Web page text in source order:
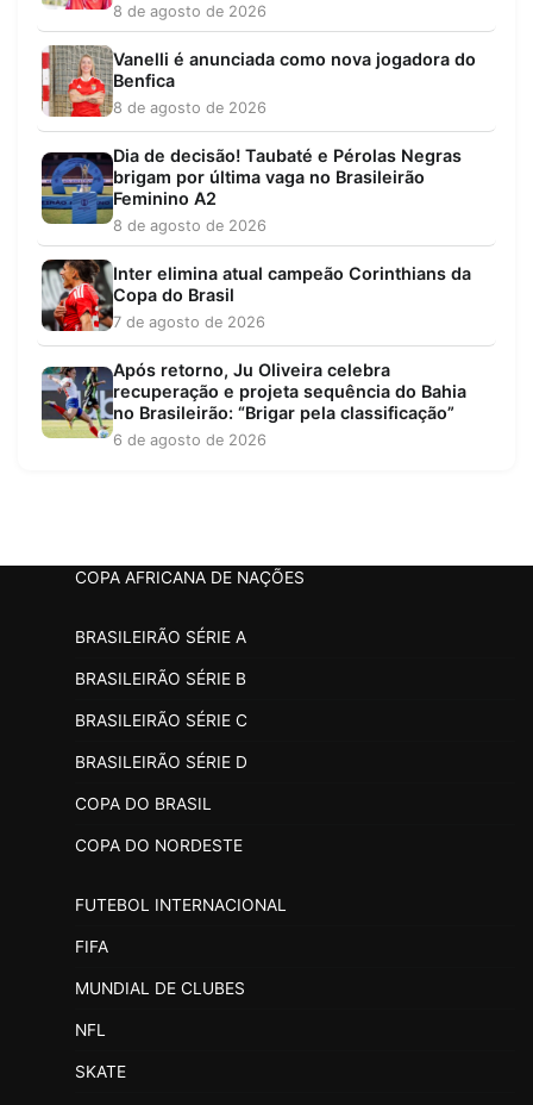
8 de agosto de 2026
Vanelli é anunciada como nova jogadora do
Benfica
8 de agosto de 2026
Dia de decisão! Taubaté e Pérolas Negras
brigam por última vaga no Brasileirão
Feminino A2
8 de agosto de 2026
Inter elimina atual campeão Corinthians da
Copa do Brasil
7 de agosto de 2026
Após retorno, Ju Oliveira celebra
recuperação e projeta sequência do Bahia
no Brasileirão: “Brigar pela classificação”
6 de agosto de 2026
COPA AFRICANA DE NAÇÕES
BRASILEIRÃO SÉRIE A
BRASILEIRÃO SÉRIE B
BRASILEIRÃO SÉRIE C
BRASILEIRÃO SÉRIE D
COPA DO BRASIL
COPA DO NORDESTE
FUTEBOL INTERNACIONAL
FIFA
MUNDIAL DE CLUBES
NFL
SKATE